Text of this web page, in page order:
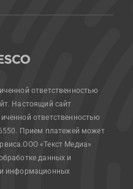
ответственностью
Настоящий сайт
ответственностью
Прием платежей может
ООО «Текст Медиа»
данных и
информационных